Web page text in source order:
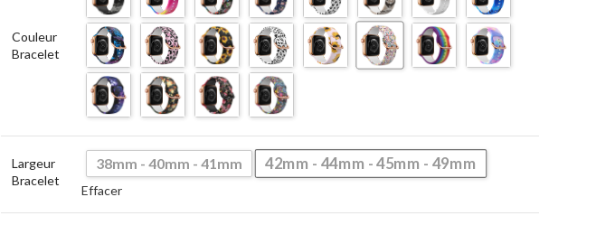
Couleur
Bracelet
Largeur
Bracelet
38mm - 40mm - 41mm 42mm - 44mm - 45mm - 49mm
Effacer